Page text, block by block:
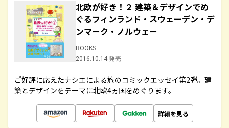
北欧が好き！２ 建築＆デザインでめ
ぐるフィンランド・スウェーデン・デ
ンマーク・ノルウェー
BOOKS
2016.10.14 発売
ご好評に応えたナシエによる旅のコミックエッセイ第2弾。建
築とデザインをテーマに北欧4ヵ国をめぐります。
詳細を見る